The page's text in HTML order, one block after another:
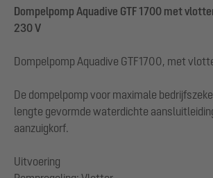
Dompelpomp Aquadive GTF 1700 met
230 V
Dompelpomp Aquadive GTF1700, met
De dompelpomp voor maximale
lengte gevormde waterdichte
aanzuigkorf.
Uitvoering